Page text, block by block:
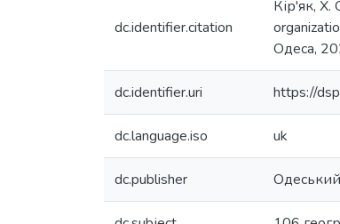
dc.identifier.citation
Кір'як, Х.
Одеса,
dc.identifier.uri https://
dc.language.iso uk
dc.publisher Одеський